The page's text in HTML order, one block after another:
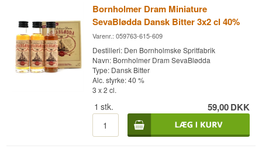
uformelle sammenkomster.
Cocktailen repræsenterer en moderne fortolkning
af traditionelle drikke fra Bornholm og henvender
med nutidige twists. Du kan lave den ved at
blande 4 cl SevaBlødda med 12 cl ginger beer
over is og afslutte med lime som pynt​.
Destilleri: Bornholmer Dram
Alc. styrke: 40 %
Andet: Gaveæske med SevaBlødda 50 cl | 4 x 20
cl Fentimans Ginger Beer.
Bornholmer Dram Miniature
SevaBlødda Dansk Bitter 3x2 cl 40%
Varenr.: 059763-615-609
Destilleri: Den Bornholmske Spritfabrik
Navn: Bornholmer Dram SevaBlødda
Type: Dansk Bitter
Alc. styrke: 40 %
3 x 2 cl.
1 stk. 59,00DKK